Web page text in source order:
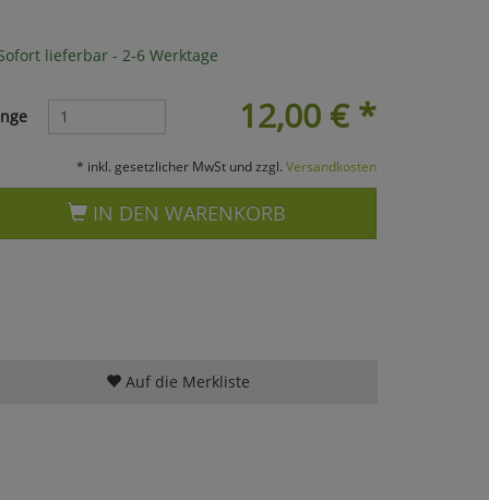
lieferbar - 2-6 Werktage
12,00 €*
* inkl. gesetzlicher MwSt und zzgl. Versandkosten
IN DEN WARENKORB
Auf die Merkliste